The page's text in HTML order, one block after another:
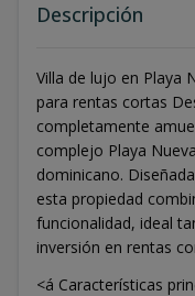
Descripción
Villa de lujo en Playa
para rentas cortas
completamente
complejo Playa
dominicano.
esta propiedad
funcionalidad, ideal
inversión en rentas
<á Características